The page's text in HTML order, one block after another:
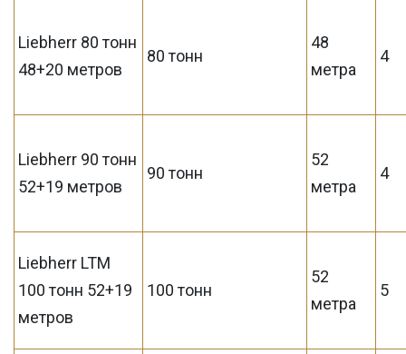
Liebherr 80 тонн
48+20 метров
80 тонн
48
метра
4
Liebherr 90 тонн
52+19 метров
90 тонн
52
метра
4
Liebherr LTM
100 тонн 52+19
метров
100 тонн
52
метра
5